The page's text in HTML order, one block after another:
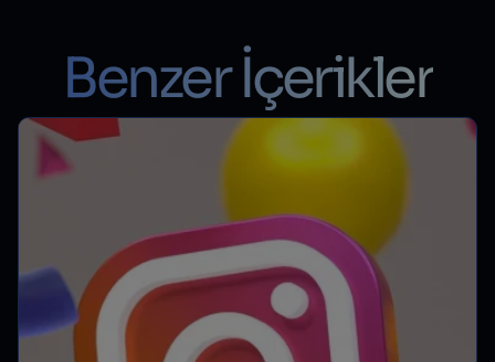
Benzer İçerikler